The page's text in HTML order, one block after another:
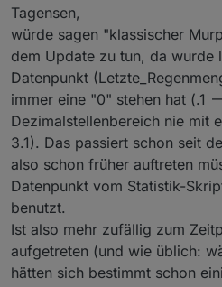
Tagensen,
würde sagen "klassischer
dem Update zu tun, da wurde
Datenpunkt
immer eine "0" stehen hat (.1
Dezimalstellenbereich nie mit
3.1). Das passiert schon seit
also schon früher auftreten
Datenpunkt vom Statistik-
benutzt.
Ist also mehr zufällig zum
aufgetreten (und wie üblich:
hätten sich bestimmt schon